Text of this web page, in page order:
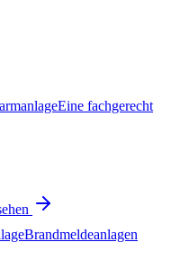
Eine fachgerecht
Brandmeldeanlagen